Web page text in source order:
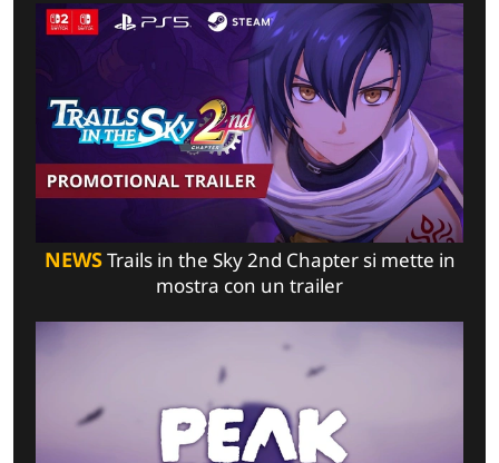
NEWSTrails in the Sky 2nd Chapter si mette in
mostra con un trailer